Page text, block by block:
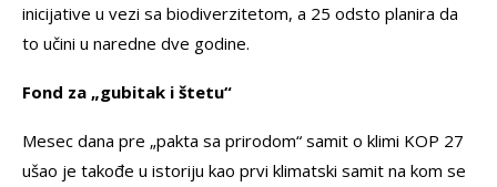
inicijative u vezi sa biodiverzitetom, a 25 odsto planira da
to učini u naredne dve godine.
Fond za „gubitak i štetu“
Mesec dana pre „pakta sa prirodom“ samit o klimi KOP 27
ušao je takođe u istoriju kao prvi klimatski samit na kom se